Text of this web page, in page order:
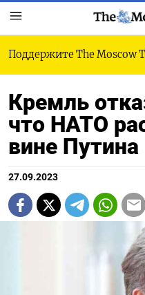
Поддержите The Moscow
Кремль
что НАТО
вине Путина
27.09.2023